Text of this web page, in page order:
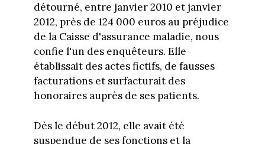
détourné, entre janvier 2010 et janvier
2012, près de 124 000 euros au préjudice
de la Caisse d'assurance maladie, nous
confie l'un des enquêteurs. Elle
établissait des actes fictifs, de fausses
facturations et surfacturait des
honoraires auprès de ses patients.
Dès le début 2012, elle avait été
suspendue de ses fonctions et la